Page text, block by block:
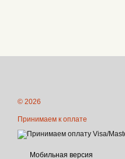
© 2026
Принимаем к оплате
Мобильная версия